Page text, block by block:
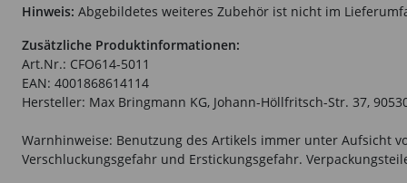
Hinweis: Abgebildetes weiteres Zubehör ist nicht im
Zusätzliche Produktinformationen:
Art.Nr.: CFO614-5011
EAN: 4001868614114
Hersteller: Max Bringmann KG, Johann-Höllfritsch-Str. 37,
Warnhinweise: Benutzung des Artikels immer unter Aufsicht
Verschluckungsgefahr und Erstickungsgefahr.